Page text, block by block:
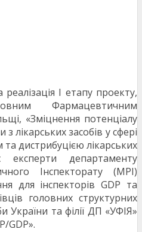
І етапу проекту,
Фармацевтичним
«Зміцнення потенціалу
лікарських засобів у сфері
дистрибуцією лікарських
департаменту
Інспекторату (MPI)
для інспекторів GDP та
головних структурних
України та філії ДП «УФІЯ»
GDP».